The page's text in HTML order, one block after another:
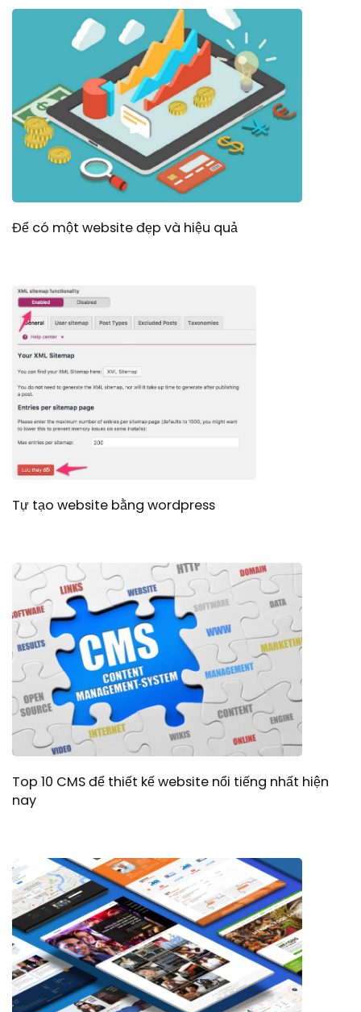
Để có một website đẹp và hiệu quả
Tự tạo website bằng wordpress
Top 10 CMS để thiết kế website nổi tiếng nhất hiện
nay